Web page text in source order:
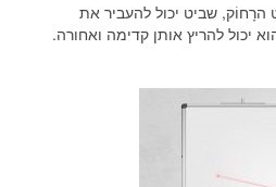
שביט יכול להעביר את
יכול להריץ אותן קדימה ואחורה.